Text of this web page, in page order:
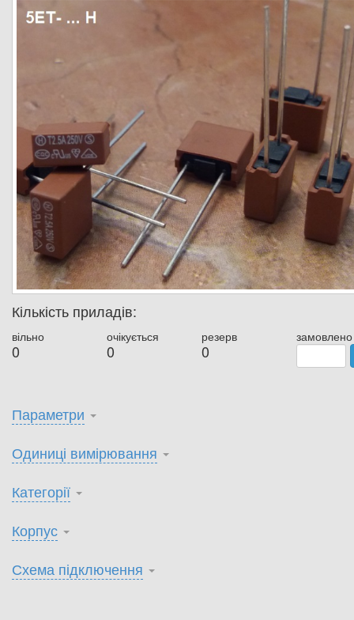
Кількість приладів:
вільно
0
очікується
0
резерв
0
замовлено
Параметри
Одиниці вимірювання
Категорії
Корпус
Схема підключення